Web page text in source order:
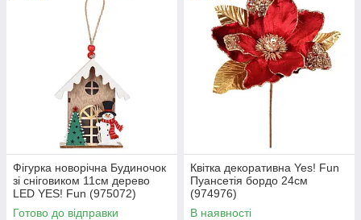
Фігурка новорічна Будиночок
зі сніговиком 11см дерево
LED YES! Fun (975072)
Готово до відправки
Квітка декоративна Yes! Fun
Пуансетія бордо 24см
(974976)
В наявності